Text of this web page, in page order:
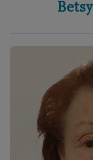
Betsy